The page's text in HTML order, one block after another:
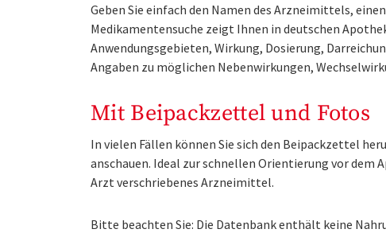
Geben Sie einfach den Namen des Arzneimittels,
Medikamentensuche zeigt Ihnen in deutschen
Anwendungsgebieten, Wirkung, Dosierung,
Angaben zu möglichen Nebenwirkungen,
Mit Beipackzettel und Fotos
In vielen Fällen können Sie sich den Beipackzettel
anschauen. Ideal zur schnellen Orientierung vor dem
Arzt verschriebenes Arzneimittel.
Bitte beachten Sie: Die Datenbank enthält keine